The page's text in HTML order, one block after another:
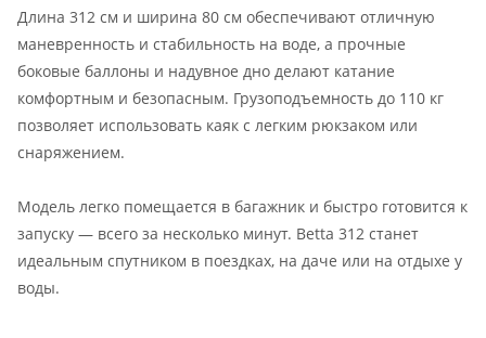
Длина 312 см и ширина 80 см обеспечивают отличную
маневренность и стабильность на воде, а прочные
боковые баллоны и надувное дно делают катание
комфортным и безопасным. Грузоподъемность до 110 кг
позволяет использовать каяк с легким рюкзаком или
снаряжением.
Модель легко помещается в багажник и быстро готовится к
запуску — всего за несколько минут. Betta 312 станет
идеальным спутником в поездках, на даче или на отдыхе у
воды.